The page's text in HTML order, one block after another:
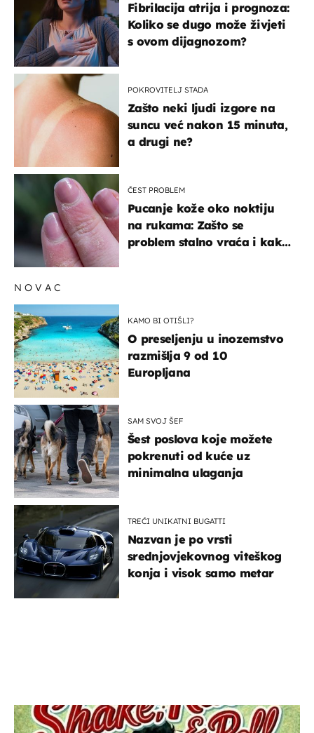
Fibrilacija atrija i prognoza:
Koliko se dugo može živjeti
s ovom dijagnozom?
POKROVITELJ STADA
Zašto neki ljudi izgore na
suncu već nakon 15 minuta,
a drugi ne?
ČEST PROBLEM
Pucanje kože oko noktiju
na rukama: Zašto se
problem stalno vraća i kako
NOVAC
KAMO BI OTIŠLI?
O preseljenju u inozemstvo
razmišlja 9 od 10
Europljana
SAM SVOJ ŠEF
Šest poslova koje možete
pokrenuti od kuće uz
minimalna ulaganja
TREĆI UNIKATNI BUGATTI
Nazvan je po vrsti
srednjovjekovnog viteškog
konja i visok samo metar